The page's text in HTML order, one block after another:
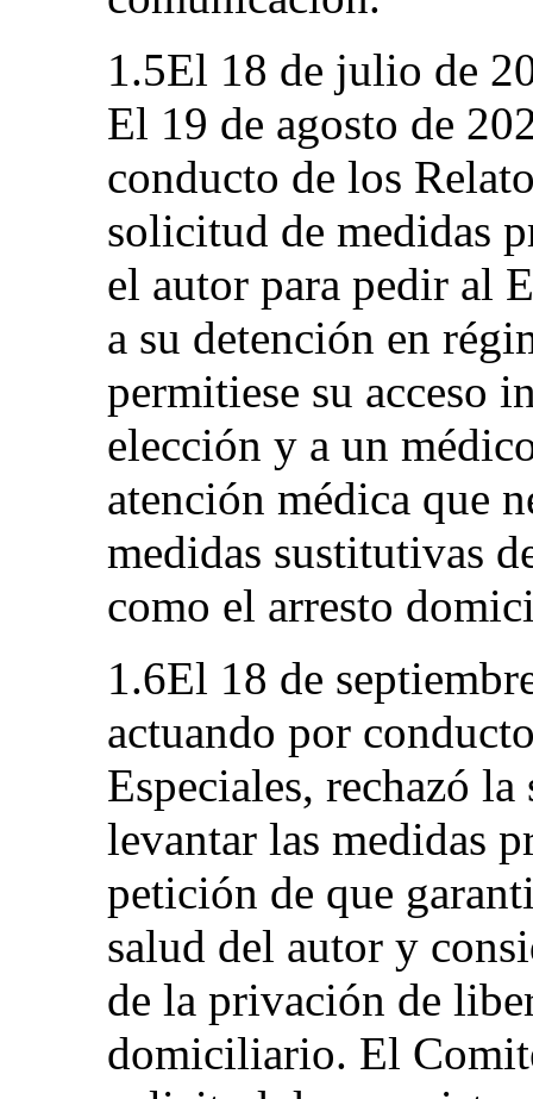
1.5El 18 de julio de
El 19 de agosto de
conducto de los
solicitud de medidas
el autor para pedir al
a su detención en
permitiese su acceso
elección y a un
atención médica que
medidas sustitutivas
como el arresto
1.6El 18 de
actuando por
Especiales, rechazó
levantar las medidas
petición de que
salud del autor y
de la privación de
domiciliario. El